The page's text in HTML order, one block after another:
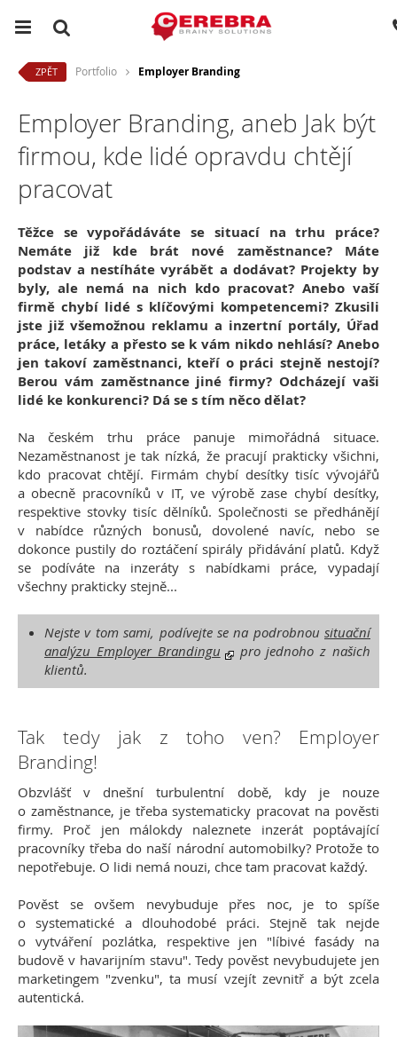
ZPĚT Portfolio Employer Branding
Employer Branding, aneb Jak být
firmou, kde lidé opravdu chtějí
pracovat
Těžce se vypořádáváte se situací na trhu práce?
Nemáte již kde brát nové zaměstnance? Máte
podstav a nestíháte vyrábět a dodávat? Projekty by
byly, ale nemá na nich kdo pracovat? Anebo vaší
firmě chybí lidé s klíčovými kompetencemi? Zkusili
jste již všemožnou reklamu a inzertní portály, Úřad
práce, letáky a přesto se k vám nikdo nehlásí? Anebo
jen takoví zaměstnanci, kteří o práci stejně nestojí?
Berou vám zaměstnance jiné firmy? Odcházejí vaši
lidé ke konkurenci? Dá se s tím něco dělat?
Na českém trhu práce panuje mimořádná situace.
Nezaměstnanost je tak nízká, že pracují prakticky všichni,
kdo pracovat chtějí. Firmám chybí desítky tisíc vývojářů
a obecně pracovníků v IT, ve výrobě zase chybí desítky,
respektive stovky tisíc dělníků. Společnosti se předhánějí
v nabídce různých bonusů, dovolené navíc, nebo se
dokonce pustily do roztáčení spirály přidávání platů. Když
se podíváte na inzeráty s nabídkami práce, vypadají
všechny prakticky stejně...
Nejste v tom sami, podívejte se na podrobnou situační
analýzu Employer Brandingu
pro jednoho z našich
klientů.
Tak tedy jak z toho ven? Employer
Branding!
Obzvlášť v dnešní turbulentní době, kdy je nouze
o zaměstnance, je třeba systematicky pracovat na pověsti
firmy. Proč jen málokdy naleznete inzerát poptávající
pracovníky třeba do naší národní automobilky? Protože to
nepotřebuje. O lidi nemá nouzi, chce tam pracovat každý.
Pověst se ovšem nevybuduje přes noc, je to spíše
o systematické a dlouhodobé práci. Stejně tak nejde
o vytváření pozlátka, respektive jen "líbivé fasády na
budově v havarijním stavu". Tedy pověst nevybudujete jen
marketingem "zvenku", ta musí vzejít zevnitř a být zcela
autentická.